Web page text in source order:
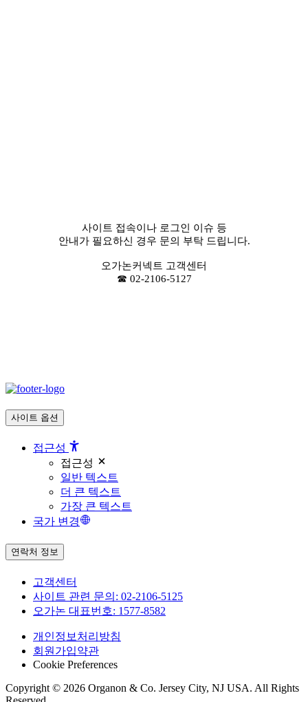
사이트 접속이나 로그인 이슈 등
안내가 필요하신 경우 문의 부탁 드립니다.
오가논커넥트 고객센터
☎ 02-2106-5127
사이트 옵션
접근성
접근성
일반 텍스트
더 큰 텍스트
가장 큰 텍스트
국가 변경
연락처 정보
고객센터
사이트 관련 문의: 02-2106-5125
오가논 대표번호: 1577-8582
개인정보처리방침
회원가입약관
Cookie Preferences
Copyright © 2026 Organon & Co. Jersey City, NJ USA. All Rights